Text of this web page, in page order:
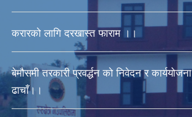
करारको लागि दरखास्त फाराम ।।
बेमौसमी तरकारी प्रवर्द्धन को निवेदन र कार्ययोजना
ढाचाँ।।